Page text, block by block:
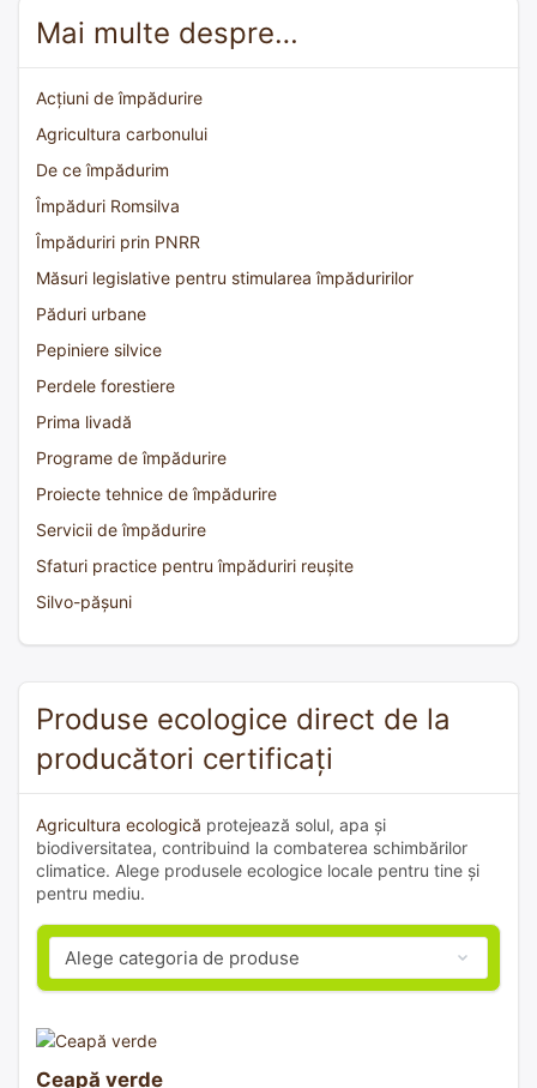
Mai multe despre…
Acțiuni de împădurire
Agricultura carbonului
De ce împădurim
Împăduri Romsilva
Împăduriri prin PNRR
Măsuri legislative pentru stimularea împăduririlor
Păduri urbane
Pepiniere silvice
Perdele forestiere
Prima livadă
Programe de împădurire
Proiecte tehnice de împădurire
Servicii de împădurire
Sfaturi practice pentru împăduriri reușite
Silvo-pășuni
Produse ecologice direct de la
producători certificați
Agricultura ecologică protejează solul, apa și
biodiversitatea, contribuind la combaterea schimbărilor
climatice. Alege produsele ecologice locale pentru tine și
pentru mediu.
Ceapă verde